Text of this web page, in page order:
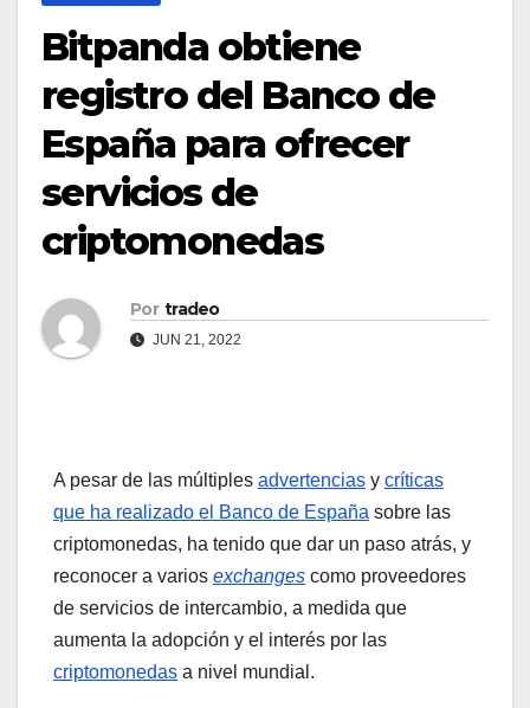
Bitpanda obtiene
registro del Banco de
España para ofrecer
servicios de
criptomonedas
Por tradeo
JUN 21, 2022
A pesar de las múltiples advertencias y críticas
que ha realizado el Banco de España sobre las
criptomonedas, ha tenido que dar un paso atrás, y
reconocer a varios exchanges como proveedores
de servicios de intercambio, a medida que
aumenta la adopción y el interés por las
criptomonedas a nivel mundial.